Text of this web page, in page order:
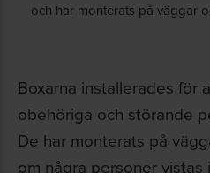
och har monterats på väggar
Boxarna installerades för
obehöriga och störande
De har monterats på
om några personer